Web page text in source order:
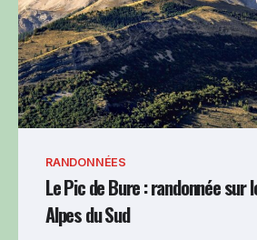
RANDONNÉES
Le Pic de Bure : randonnée sur
Alpes du Sud